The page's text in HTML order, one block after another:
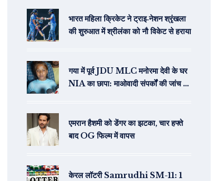
भारत महिला क्रिकेट ने ट्राइ‑नेशन श्रृंखला
की शुरुआत में श्रीलंका को नौ विकेट से हराया
गया में पूर्व JDU MLC मनोरमा देवी के घर
NIA का छापा: माओवादी संपर्कों की जांच में
एमरान हैशमी को डेंगर का झटका, चार हफ्ते
बाद OG फिल्म में वापस
केरल लॉटरी Samrudhi SM-11: 1